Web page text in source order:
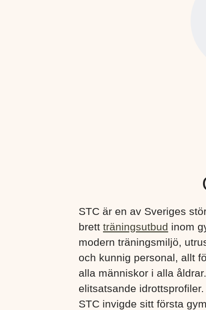
STC är en av Sveriges
brett träningsutbud inom
modern träningsmiljö,
och kunnig personal, allt
alla människor i alla
elitsatsande idrottsprofiler.
STC invigde sitt första